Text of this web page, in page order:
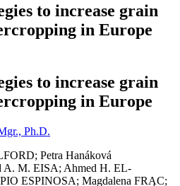
to increase grain
in Europe
to increase grain
in Europe
Ph.D.
Petra Hanáková
M. EISA; Ahmed H. EL-
ESPINOSA; Magdalena FRĄC;